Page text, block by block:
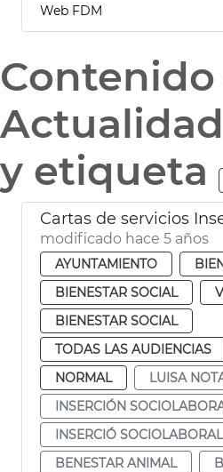
Web FDM
Actualidad
y etiqueta
modificado hace 5 años
AYUNTAMIENTO
BIENESTAR SOCIAL
BIENESTAR SOCIAL
TODAS LAS AUDIENCIAS
NORMAL
LUISA
INSERCIÓN
INSERCIÓ SOCIOLABORAL
BENESTAR ANIMAL